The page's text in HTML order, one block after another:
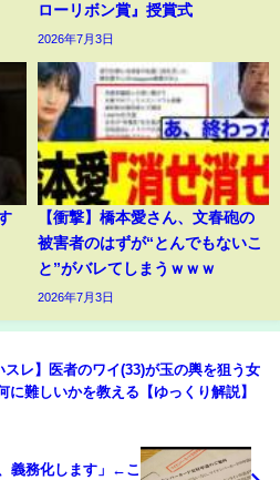
ローリボン賞』授賞式
2026年7月3日
【衝撃】橋本愛さん、文春砲の
被害者のはずが“とんでもないこ
と”がバレてしまうｗｗｗ
2026年7月3日
スレ】医者のワイ(33)が玉の輿を狙う女
に難しいかを教える【ゆっくり解説】
義務化します」←こ